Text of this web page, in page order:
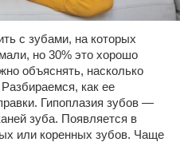
с зубами, на которых
но 30% это хорошо
объяснять, насколько
как ее
Гипоплазия зубов —
зуба. Появляется в
или коренных зубов. Чаще